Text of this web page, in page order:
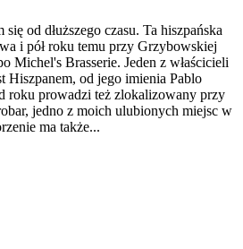
od dłuższego czasu. Ta hiszpańska
i pół roku temu przy Grzybowskiej
Michel's Brasserie. Jeden z właścicieli
Hiszpanem, od jego imienia Pablo
roku prowadzi też zlokalizowany przy
jedno z moich ulubionych miejsc w
ma także...